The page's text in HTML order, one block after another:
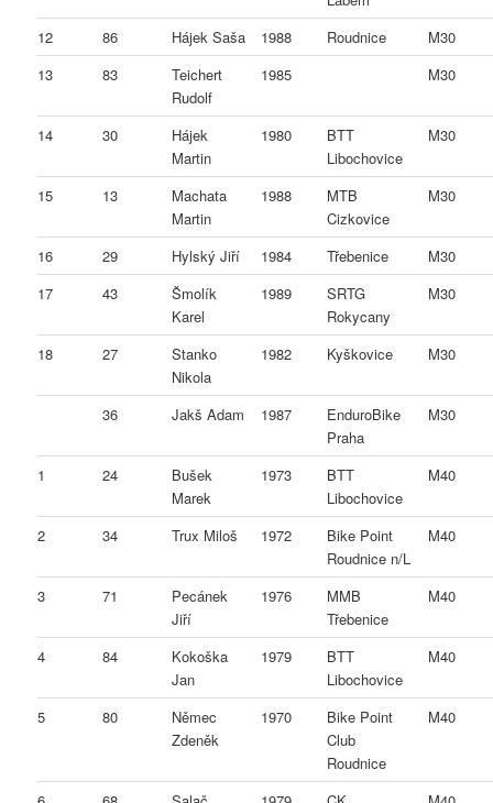
12 86 Hájek Saša 1988 Roudnice
M30
13
83
Teichert
Rudolf
1985 M30
14 30
Hájek
Martin
1980
BTT
Libochovice
M30
15 13
Machata
Martin
1988
MTB
Cizkovice
M30
16 29 Hylský Jiří 1984 Třebenice
M30
17
43
Šmolík
Karel
1989
SRTG
Rokycany
M30
18 27
Stanko
Nikola
1982 Kyškovice M30
36 Jakš Adam 1987
EnduroBike
Praha
M30
1 24
Bušek
Marek
1973
BTT
Libochovice
M40
2 34 Trux Miloš 1972
Bike Point
Roudnice n/L
M40
3 71
Pecánek
Jiří
1976
MMB
Třebenice
M40
4 84
Kokoška
Jan
1979
BTT
Libochovice
M40
5 80
Němec
Zdeněk
1970
Bike Point
Club
Roudnice
M40